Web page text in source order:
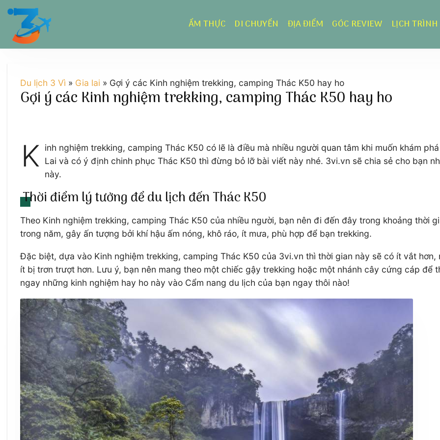
Chuyển
dung
ẨM THỰC DI CHUYỂN ĐỊA ĐIỂM GÓC REVIEW LỊCH TRÌNH
Du lịch 3 Vì » Gia lai » Gợi ý các Kinh nghiệm trekking, camping Thác K50 hay ho
Gợi ý các Kinh nghiệm trekking, camping Thác K50 hay ho
K inh nghiệm trekking, camping Thác K50 có lẽ là điều mà nhiều người quan tâm khi muốn khám
Lai và có ý định chinh phục Thác K50 thì đừng bỏ lỡ bài viết này nhé. 3vi.vn sẽ chia sẻ cho bạn
này.
Thời điểm lý tưởng để du lịch đến Thác K50
Theo Kinh nghiệm trekking, camping Thác K50 của nhiều người, bạn nên đi đến đây trong khoảng thời
trong năm, gây ấn tượng bởi khí hậu ấm nóng, khô ráo, ít mưa, phù hợp để bạn trekking.
Đặc biệt, dựa vào Kinh nghiệm trekking, camping Thác K50 của 3vi.vn thì thời gian này sẽ có ít vắt
ít bị trơn trượt hơn. Lưu ý, bạn nên mang theo một chiếc gậy trekking hoặc một nhánh cây cứng cáp để
ngay những kinh nghiệm hay ho này vào Cẩm nang du lịch của bạn ngay thôi nào!